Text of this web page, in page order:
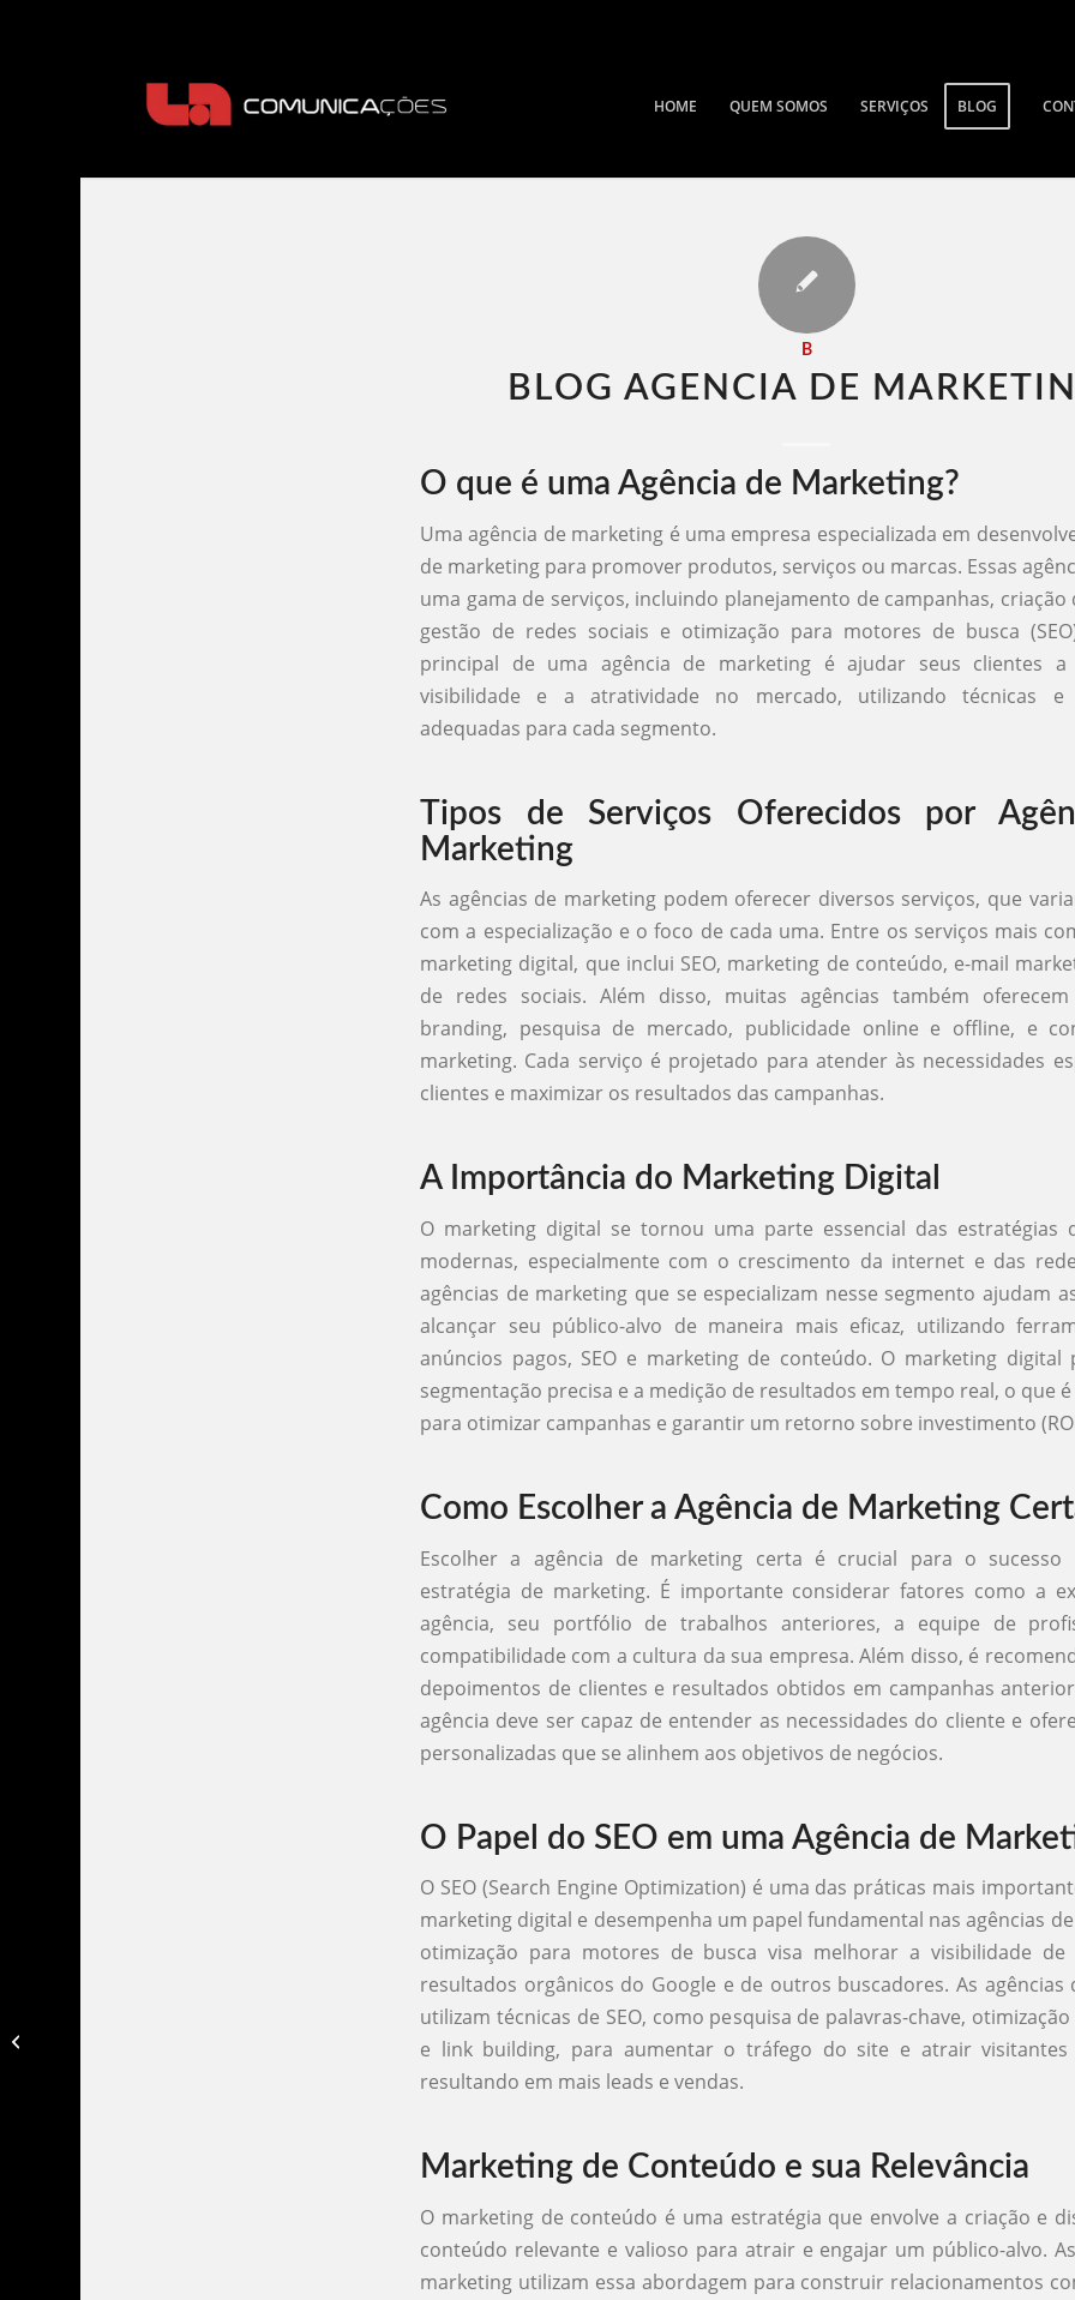
HOME QUEM SOMOS SERVIÇOS BLOG
B
BLOG AGENCIA DE
O que é uma Agência de Marketing?
Uma agência de marketing é uma empresa especializada em
de marketing para promover produtos, serviços ou marcas. Essas
uma gama de serviços, incluindo planejamento de campanhas, criação
gestão de redes sociais e otimização para motores de busca
principal de uma agência de marketing é ajudar seus clientes
visibilidade e a atratividade no mercado, utilizando técnicas e
adequadas para cada segmento.
Tipos de Serviços Oferecidos por
Marketing
As agências de marketing podem oferecer diversos serviços, que
com a especialização e o foco de cada uma. Entre os serviços mais
marketing digital, que inclui SEO, marketing de conteúdo, e-mail
de redes sociais. Além disso, muitas agências também
branding, pesquisa de mercado, publicidade online e offline, e
marketing. Cada serviço é projetado para atender às necessidades
clientes e maximizar os resultados das campanhas.
A Importância do Marketing Digital
O marketing digital se tornou uma parte essencial das estratégias
modernas, especialmente com o crescimento da internet e das
agências de marketing que se especializam nesse segmento ajudam
alcançar seu público-alvo de maneira mais eficaz, utilizando
anúncios pagos, SEO e marketing de conteúdo. O marketing digital
segmentação precisa e a medição de resultados em tempo real, o que
para otimizar campanhas e garantir um retorno sobre investimento
Como Escolher a Agência de Marketing
Escolher a agência de marketing certa é crucial para o sucesso
estratégia de marketing. É importante considerar fatores como a
agência, seu portfólio de trabalhos anteriores, a equipe de
compatibilidade com a cultura da sua empresa. Além disso, é
depoimentos de clientes e resultados obtidos em campanhas
agência deve ser capaz de entender as necessidades do cliente e
personalizadas que se alinhem aos objetivos de negócios.
O Papel do SEO em uma Agência de
O SEO (Search Engine Optimization) é uma das práticas mais
marketing digital e desempenha um papel fundamental nas agências
otimização para motores de busca visa melhorar a visibilidade
resultados orgânicos do Google e de outros buscadores. As agências
utilizam técnicas de SEO, como pesquisa de palavras-chave,
e link building, para aumentar o tráfego do site e atrair visitantes
resultando em mais leads e vendas.
Marketing de Conteúdo e sua Relevância
O marketing de conteúdo é uma estratégia que envolve a criação e
conteúdo relevante e valioso para atrair e engajar um público-alvo.
marketing utilizam essa abordagem para construir relacionamentos